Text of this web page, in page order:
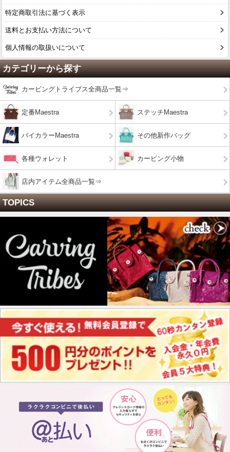
特定商取引法に基づく表示
送料とお支払い方法について
個人情報の取扱いについて
カテゴリーから探す
カービングトライブス全商品一覧⇒
定番Maestra ステッチMaestra
バイカラーMaestra その他新作バッグ
各種ウォレット カービング小物
店内アイテム全商品一覧⇒
TOPICS